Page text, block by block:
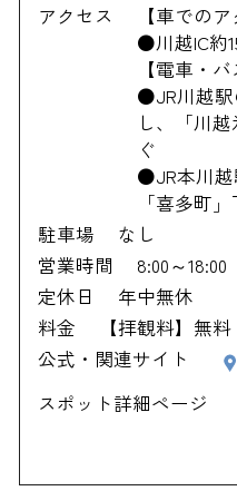
アクセス
【車でのア
●川越IC約
【電車・
●JR川越駅
し、「川
ぐ
●JR本川越
「喜多町
駐車場
なし
営業時間
8:00～18:00
定休日
年中無休
料金
【拝観料】無料
公式・関連サイト
スポット詳細ページ